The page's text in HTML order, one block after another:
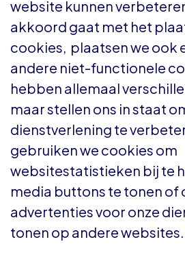
website kunnen
akkoord gaat met het
cookies, plaatsen we ook
andere niet-functionele
hebben allemaal
maar stellen ons in staat
dienstverlening te
gebruiken we cookies om
websitestatistieken bij te
media buttons te tonen of
advertenties voor onze
tonen op andere websites.